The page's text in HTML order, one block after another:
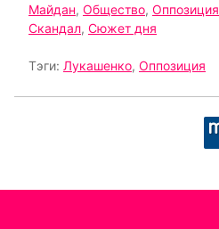
Майдан, Общество, Оппозиция
Скандал, Сюжет дня
Тэги: Лукашенко, Оппозиция